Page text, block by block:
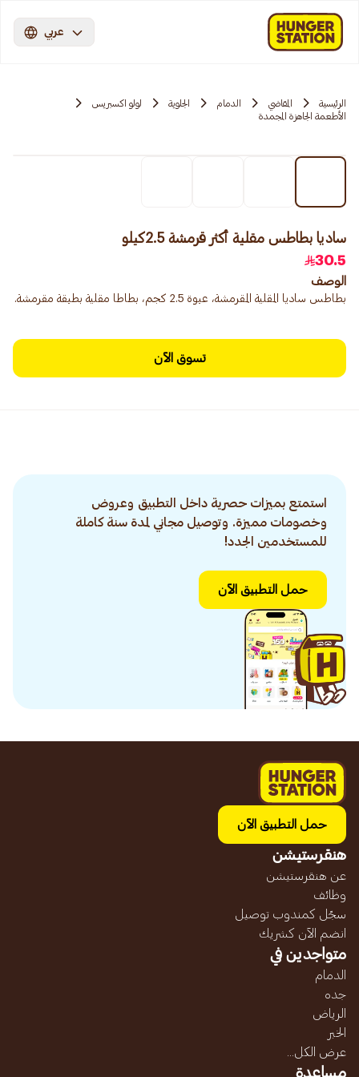
عربي
الرئيسية المقاضي الدمام الجلوية
لولو اكسبريس
الأطعمة الجاهزة المجمدة
ساديا بطاطس مقلية أكثر قرمشة 2.5كيلو
30.5
الوصف
بطاطس ساديا المقلية المقرمشة، عبوة 2.5 كجم، بطاطا مقلية بطبقة مقرمشة.
تسوق الآن
استمتع بميزات حصرية داخل التطبيق وعروض
وخصومات مميزة. وتوصيل مجاني لمدة سنة كاملة
للمستخدمين الجدد!
حمل التطبيق الآن
حمل التطبيق الآن
هنقرستيشن
عن هنقرستيشن
وظائف
سجّل كمندوب توصيل
انضم الآن كشريك
متواجدين في
الدمام
جده
الرياض
الخبر
عرض الكل...
مساعدة